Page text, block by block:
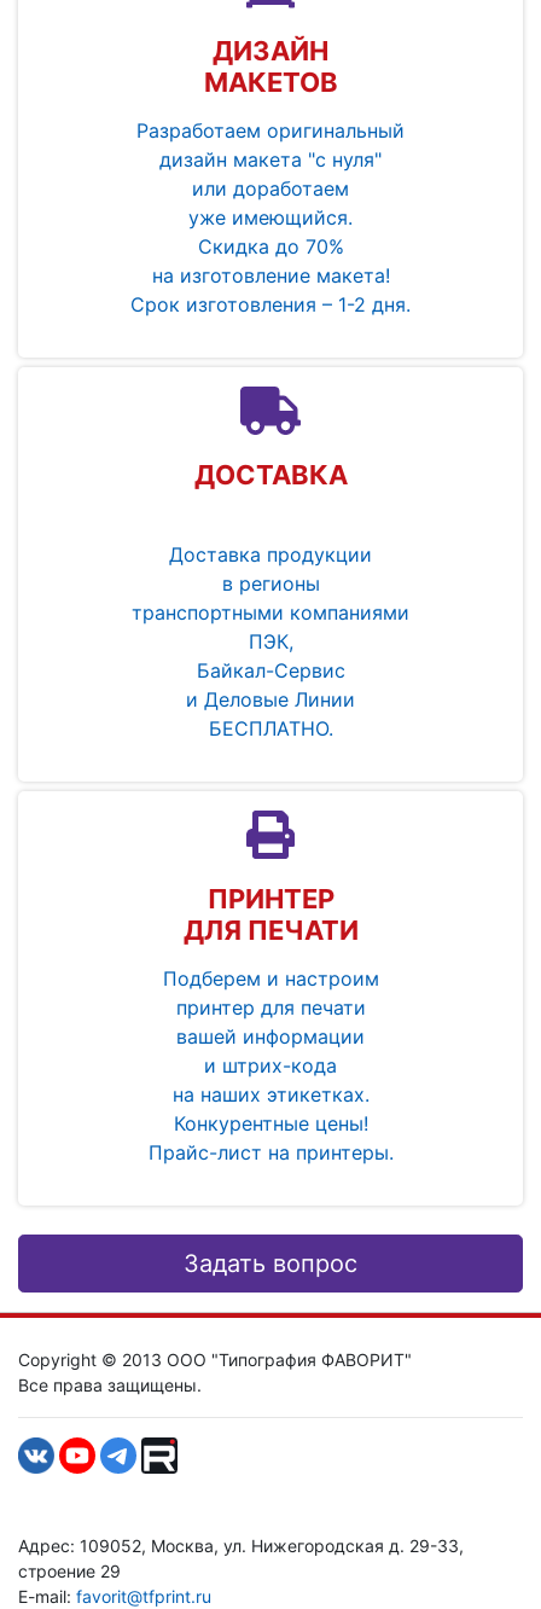
ДИЗАЙН
МАКЕТОВ
Разработаем оригинальный
дизайн макета "с нуля"
или доработаем
уже имеющийся.
Скидка до 70%
на изготовление макета!
Срок изготовления – 1-2 дня.
ДОСТАВКА
Доставка продукции
в регионы
транспортными компаниями
ПЭК,
Байкал-Сервис
и Деловые Линии
БЕСПЛАТНО.
ПРИНТЕР
ДЛЯ ПЕЧАТИ
Подберем и настроим
принтер для печати
вашей информации
и штрих-кода
на наших этикетках.
Конкурентные цены!
Прайс-лист на принтеры.
Задать вопрос
Copyright © 2013 ООО "Типография ФАВОРИТ"
Все права защищены.
Адрес: 109052, Москва, ул. Нижегородская д. 29-33,
строение 29
E-mail: favorit@tfprint.ru